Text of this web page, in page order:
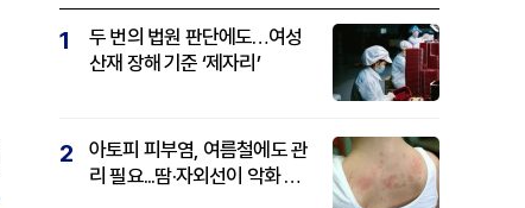
1
두 번의 법원 판단에도…여성
산재 장해 기준 ‘제자리’
2
아토피 피부염, 여름철에도 관
리 필요...땀·자외선이 악화 요